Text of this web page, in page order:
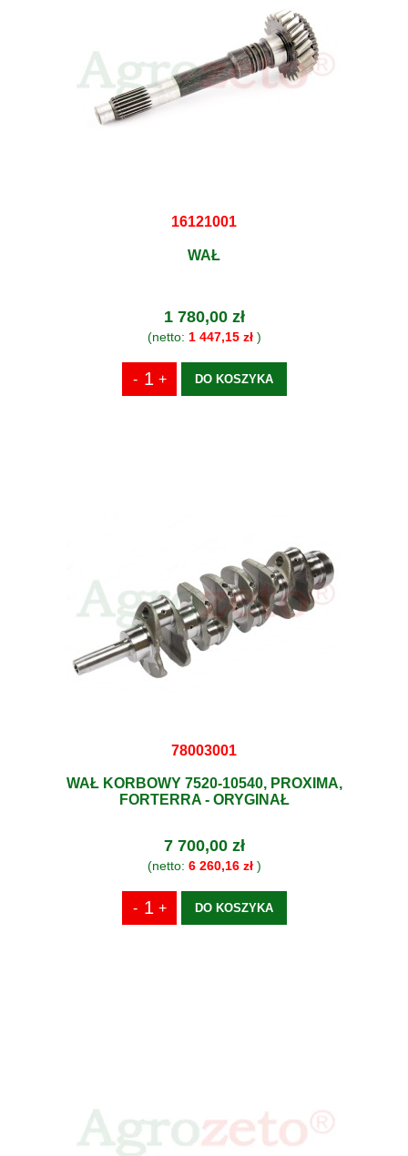
16121001
WAŁ
1 780,00 zł
(netto: 1 447,15 zł)
DO KOSZYKA
78003001
WAŁ KORBOWY 7520-10540, PROXIMA,
FORTERRA - ORYGINAŁ
7 700,00 zł
(netto: 6 260,16 zł)
DO KOSZYKA